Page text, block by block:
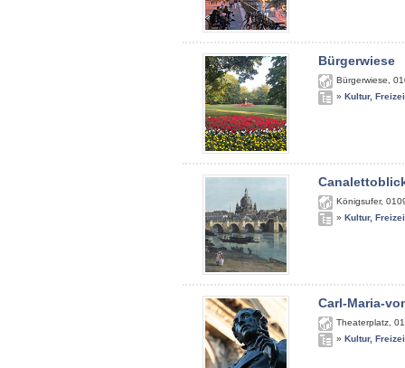
Bürgerwiese
Bürgerwiese
» Kultur,
Königsufer,
» Kultur,
Carl-Maria-
Theaterplatz
» Kultur,